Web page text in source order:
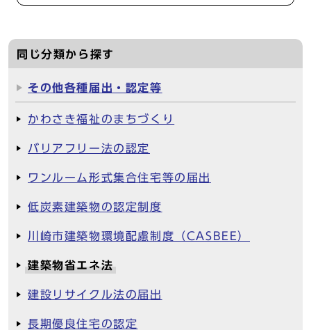
同じ分類から探す
その他各種届出・認定等
かわさき福祉のまちづくり
バリアフリー法の認定
ワンルーム形式集合住宅等の届出
低炭素建築物の認定制度
川崎市建築物環境配慮制度（CASBEE）
建築物省エネ法
建設リサイクル法の届出
長期優良住宅の認定